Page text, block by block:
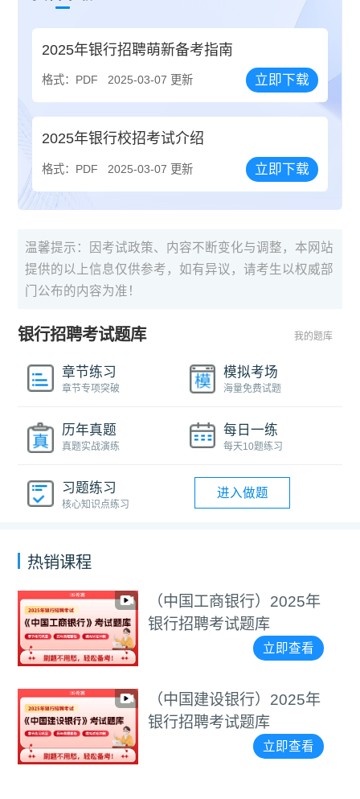
2025年银行招聘萌新备考指南
格式：PDF 2025-03-07 更新 立即下载
2025年银行校招考试介绍
格式：PDF 2025-03-07 更新 立即下载
温馨提示：因考试政策、内容不断变化与调整，本网站
提供的以上信息仅供参考，如有异议，请考生以权威部
门公布的内容为准！
银行招聘考试题库 我的题库
章节练习
章节专项突破
模拟考场
海量免费试题
历年真题
真题实战演练
每日一练
每天10题练习
习题练习
核心知识点练习
进入做题
热销课程
（中国工商银行）2025年
银行招聘考试题库
立即查看
（中国建设银行）2025年
银行招聘考试题库
立即查看